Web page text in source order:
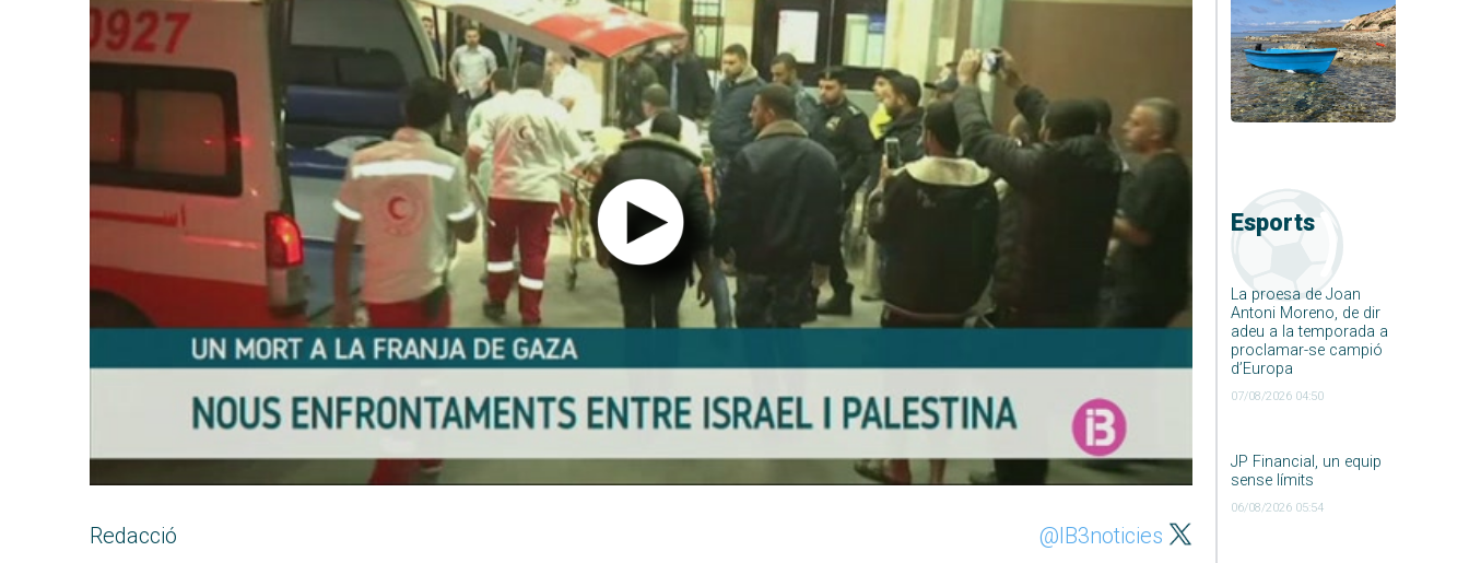
Esports
La proesa de Joan
Antoni Moreno, de dir
adeu a la temporada a
proclamar-se campió
d’Europa
07/08/2026 04:50
JP Financial, un equip
sense límits
06/08/2026 05:54
Redacció @IB3noticies